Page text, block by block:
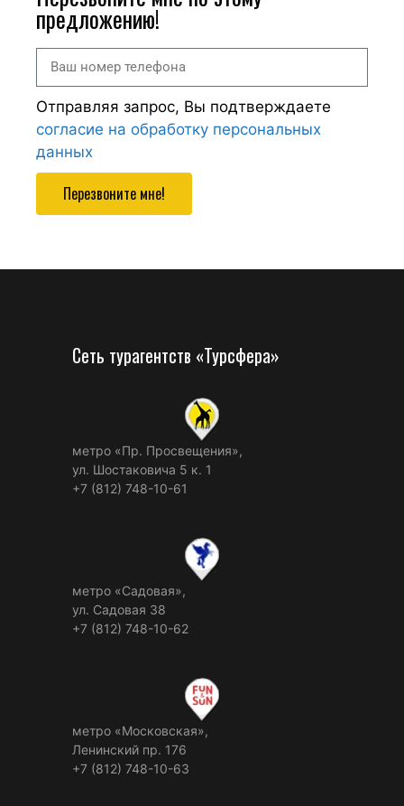
предложению!
Отправляя запрос, Вы подтверждаете
согласие на обработку персональных
данных
Перезвоните мне!
Сеть турагентств «Турсфера»
метро «Пр. Просвещения»,
ул. Шостаковича 5 к. 1
+7 (812) 748-10-61
метро «Садовая»,
ул. Садовая 38
+7 (812) 748-10-62
метро «Московская»,
Ленинский пр. 176
+7 (812) 748-10-63